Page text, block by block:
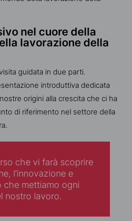
nel cuore della
lavorazione della
guidata in due parti.
introduttiva dedicata
origini alla crescita che ci ha
di riferimento nel settore della
che vi farà scoprire
l’innovazione e
che mettiamo ogni
nostro lavoro.